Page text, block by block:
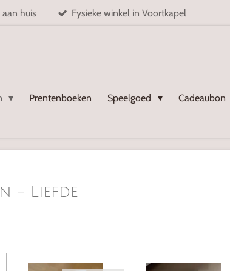
huis Fysieke winkel in Voortkapel
Prentenboeken Speelgoed
Cadeaubon
- Liefde